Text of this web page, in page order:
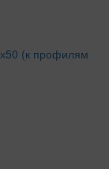
(к профилям